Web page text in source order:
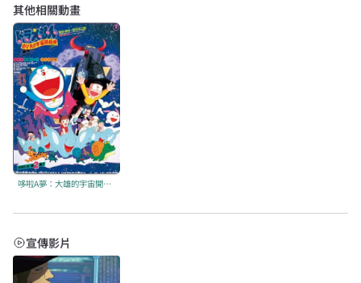
其他相關動畫
哆啦A夢：大雄的宇宙開拓史
宣傳影片